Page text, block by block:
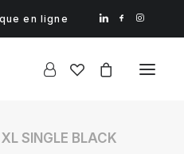
en ligne
SINGLE BLACK